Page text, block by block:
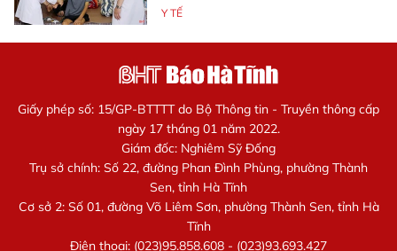
Y TẾ
Giấy phép số: 15/GP-BTTTT do Bộ Thông tin - Truyền thông cấp
ngày 17 tháng 01 năm 2022.
Giám đốc: Nghiêm Sỹ Đống
Trụ sở chính: Số 22, đường Phan Đình Phùng, phường Thành
Sen, tỉnh Hà Tĩnh
Cơ sở 2: Số 01, đường Võ Liêm Sơn, phường Thành Sen, tỉnh Hà
Tĩnh
Điện thoại: (023)95.858.608 - (023)93.693.427